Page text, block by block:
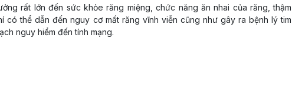
rất lớn đến sức khỏe răng miệng, chức năng ăn nhai của răng, thậm
có thể dẫn đến nguy cơ mất răng vĩnh viễn cũng như gây ra bệnh lý tim
nguy hiểm đến tính mạng.